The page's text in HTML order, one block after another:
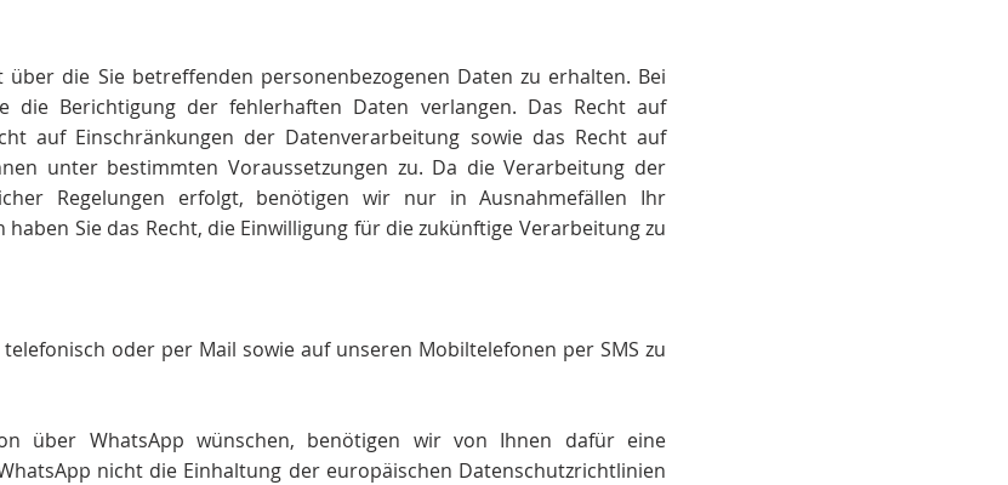
über die Sie betreffenden personenbezogenen Daten zu erhalten. Bei
die Berichtigung der fehlerhaften Daten verlangen. Das Recht auf
auf Einschränkungen der Datenverarbeitung sowie das Recht auf
unter bestimmten Voraussetzungen zu. Da die Verarbeitung der
Regelungen erfolgt, benötigen wir nur in Ausnahmefällen Ihr
haben Sie das Recht, die Einwilligung für die zukünftige Verarbeitung zu
oder per Mail sowie auf unseren Mobiltelefonen per SMS zu
über WhatsApp wünschen, benötigen wir von Ihnen dafür eine
nicht die Einhaltung der europäischen Datenschutzrichtlinien